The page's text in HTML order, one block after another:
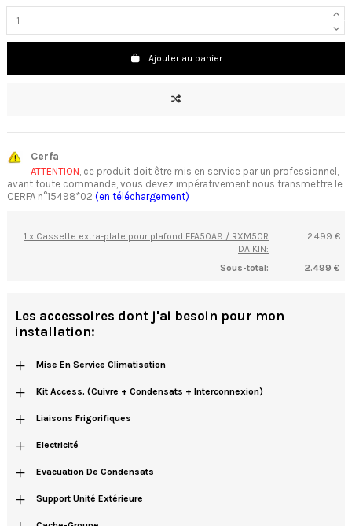
Ajouter au panier
Cerfa
ATTENTION, ce produit doit être mis en service par un professionnel,
avant toute commande, vous devez impérativement nous transmettre le
CERFA n°15498*02 (en téléchargement)
1 x Cassette extra-plate pour plafond FFA50A9 / RXM50R
DAIKIN:
2.499 €
Sous-total: 2.499 €
Les accessoires dont j'ai besoin pour mon
installation:
+ Mise En Service Climatisation
+ Kit Access. (cuivre + Condensats + Interconnexion)
+ Liaisons Frigorifiques
+ Electricité
+ Evacuation De Condensats
+ Support Unité Extérieure